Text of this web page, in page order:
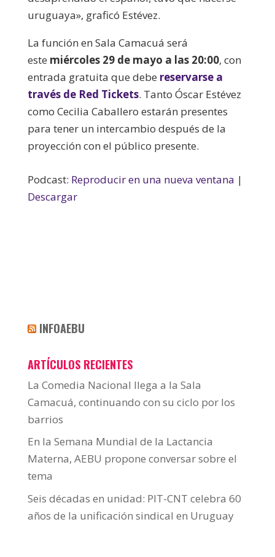
uruguaya», graficó Estévez.
La función en Sala Camacuá será
este miércoles 29 de mayo a las 20:00, con
entrada gratuita que debe reservarse a
través de Red Tickets. Tanto Óscar Estévez
como Cecilia Caballero estarán presentes
para tener un intercambio después de la
proyección con el público presente.
Podcast: Reproducir en una nueva ventana |
Descargar
INFOAEBU
ARTÍCULOS RECIENTES
La Comedia Nacional llega a la Sala
Camacuá, continuando con su ciclo por los
barrios
En la Semana Mundial de la Lactancia
Materna, AEBU propone conversar sobre el
tema
Seis décadas en unidad: PIT-CNT celebra 60
años de la unificación sindical en Uruguay